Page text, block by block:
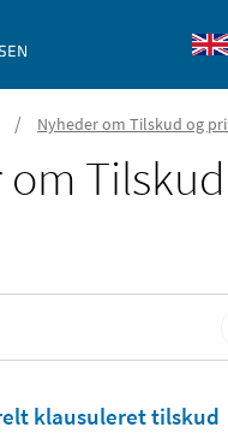
/ Nyheder om Tilskud og
om
klausuleret tilskud